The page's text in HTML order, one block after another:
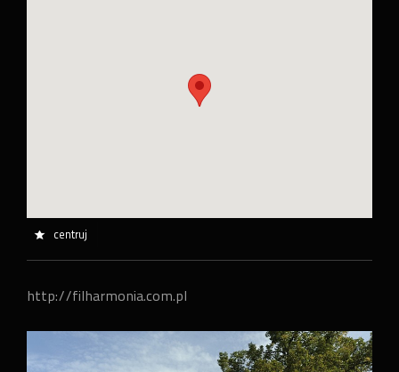
centruj
http://filharmonia.com.pl